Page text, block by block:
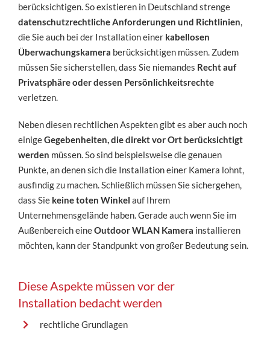
berücksichtigen. So existieren in Deutschland strenge
datenschutzrechtliche Anforderungen und Richtlinien,
die Sie auch bei der Installation einer kabellosen
Überwachungskamera berücksichtigen müssen. Zudem
müssen Sie sicherstellen, dass Sie niemandes Recht auf
Privatsphäre oder dessen Persönlichkeitsrechte
verletzen.
Neben diesen rechtlichen Aspekten gibt es aber auch noch
einigeGegebenheiten, die direkt vor Ort berücksichtigt
werden müssen. So sind beispielsweise die genauen
Punkte, an denen sich die Installation einer Kamera lohnt,
ausfindig zu machen. Schließlich müssen Sie sichergehen,
dass Sie keine toten Winkel auf Ihrem
Unternehmensgelände haben. Gerade auch wenn Sie im
Außenbereich eineOutdoor WLAN Kamera installieren
möchten, kann der Standpunkt von großer Bedeutung sein.
Diese Aspekte müssen vor der
Installation bedacht werden
rechtliche Grundlagen